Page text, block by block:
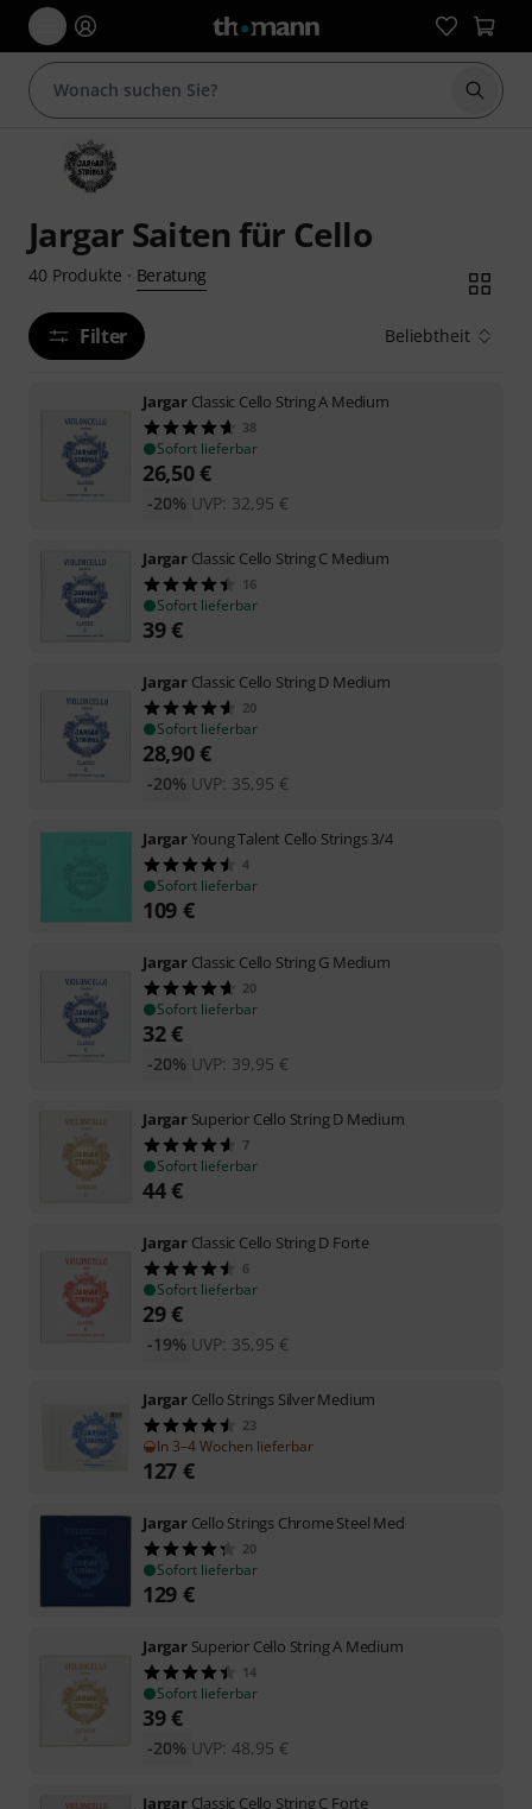
Suche
Jargar Saiten für Cello
40 Produkte · Beratung
Filter Beliebtheit
Jargar Classic Cello String A Medium
38
Sofort lieferbar
26,50€
UVP: 32,95 €
-20%
Jargar Classic Cello String C Medium
16
Sofort lieferbar
39€
Jargar Classic Cello String D Medium
20
Sofort lieferbar
28,90€
UVP: 35,95 €
-20%
JargarYoung Talent Cello Strings 3/4
4
Sofort lieferbar
109 €
Jargar Classic Cello String G Medium
20
Sofort lieferbar
32€
UVP: 39,95 €
-20%
Jargar Superior Cello String D Medium
7
Sofort lieferbar
44€
Jargar Classic Cello String D Forte
6
Sofort lieferbar
29€
UVP: 35,95 €
-19%
Jargar Cello Strings Silver Medium
23
In 3–4 Wochen lieferbar
127 €
Jargar Cello Strings Chrome Steel Med
20
Sofort lieferbar
129 €
Jargar Superior Cello String A Medium
14
Sofort lieferbar
39€
UVP: 48,95 €
-20%
Jargar Classic Cello String C Forte